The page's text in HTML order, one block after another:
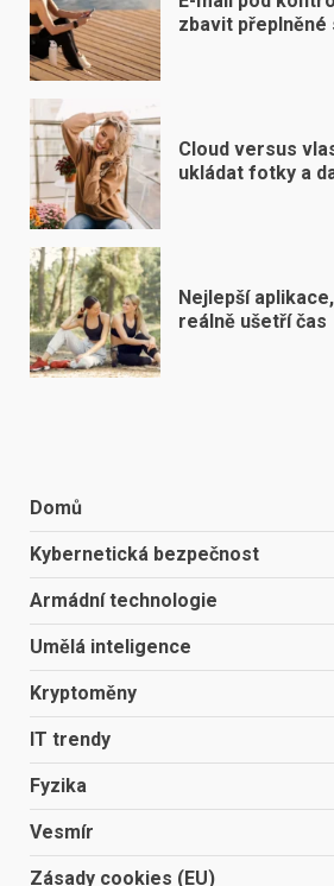
zbavit přeplněné
Cloud versus
ukládat fotky a
Nejlepší
reálně ušetří čas
Domů
Kybernetická bezpečnost
Armádní technologie
Umělá inteligence
Kryptoměny
IT trendy
Fyzika
Vesmír
Zásady cookies (EU)